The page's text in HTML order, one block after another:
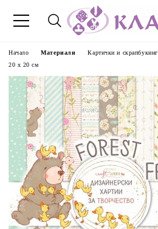
Начало Материали Картички и скрапбукинг
20 х 20 см